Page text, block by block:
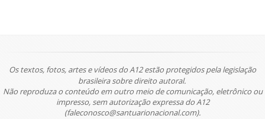
Os textos, fotos, artes e vídeos do A12 estão protegidos pela legislação
brasileira sobre direito autoral.
Não reproduza o conteúdo em outro meio de comunicação, eletrônico ou
impresso, sem autorização expressa do A12
(faleconosco@santuarionacional.com).